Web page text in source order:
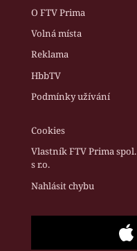
O FTV Prima
Volná místa
Reklama
HbbTV
Podmínky užívání
Cookies
Vlastník FTV Prima spol.
s r.o.
Nahlásit chybu